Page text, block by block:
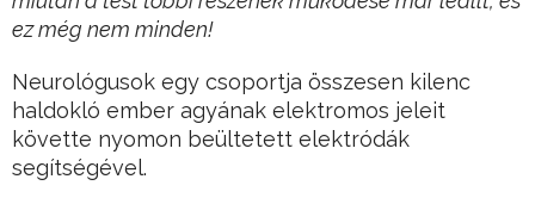
ez még nem minden!
Neurológusok egy csoportja összesen kilenc
haldokló ember agyának elektromos jeleit
követte nyomon beültetett elektródák
segítségével.